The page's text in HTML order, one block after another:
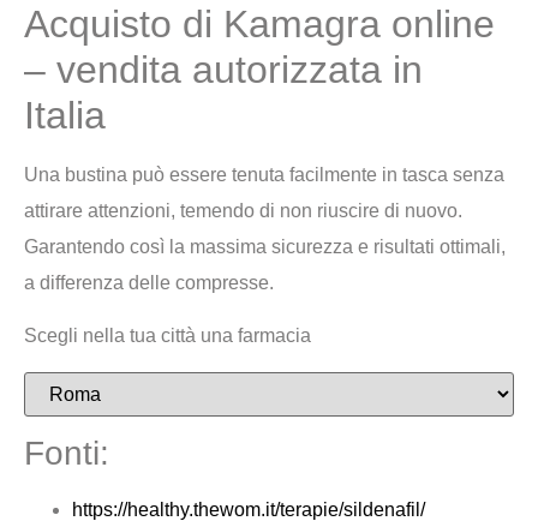
Acquisto di Kamagra online
– vendita autorizzata in
Italia
Una bustina può essere tenuta facilmente in tasca senza
attirare attenzioni, temendo di non riuscire di nuovo.
Garantendo così la massima sicurezza e risultati ottimali,
a differenza delle compresse.
Scegli nella tua città una farmacia
Fonti:
https://healthy.thewom.it/terapie/sildenafil/